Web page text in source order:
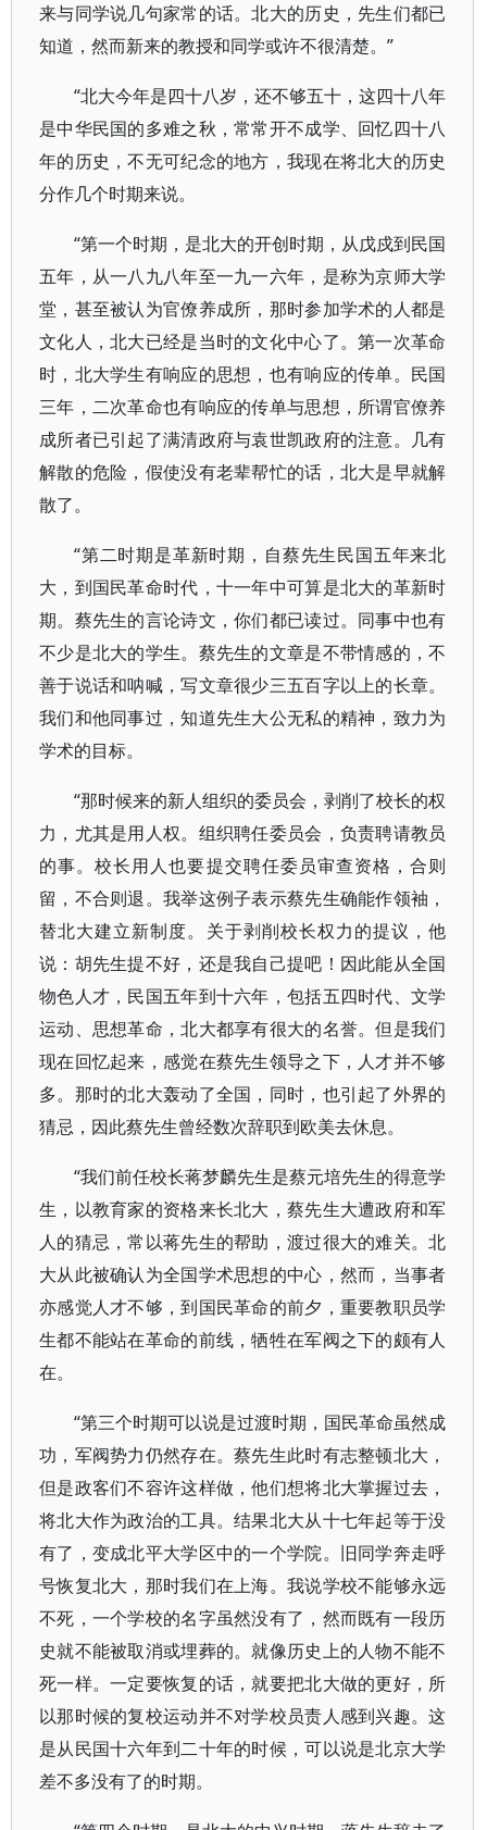
来与同学说几句家常的话。北大的历史，先生们都已
知道，然而新来的教授和同学或许不很清楚。”
“北大今年是四十八岁，还不够五十，这四十八年
是中华民国的多难之秋，常常开不成学、回忆四十八
年的历史，不无可纪念的地方，我现在将北大的历史
分作几个时期来说。
“第一个时期，是北大的开创时期，从戊戍到民国
五年，从一八九八年至一九一六年，是称为京师大学
堂，甚至被认为官僚养成所，那时参加学术的人都是
文化人，北大已经是当时的文化中心了。第一次革命
时，北大学生有响应的思想，也有响应的传单。民国
三年，二次革命也有响应的传单与思想，所谓官僚养
成所者已引起了满清政府与袁世凯政府的注意。几有
解散的危险，假使没有老辈帮忙的话，北大是早就解
散了。
“第二时期是革新时期，自蔡先生民国五年来北
大，到国民革命时代，十一年中可算是北大的革新时
期。蔡先生的言论诗文，你们都已读过。同事中也有
不少是北大的学生。蔡先生的文章是不带情感的，不
善于说话和呐喊，写文章很少三五百字以上的长章。
我们和他同事过，知道先生大公无私的精神，致力为
学术的目标。
“那时候来的新人组织的委员会，剥削了校长的权
力，尤其是用人权。组织聘任委员会，负责聘请教员
的事。校长用人也要提交聘任委员审查资格，合则
留，不合则退。我举这例子表示蔡先生确能作领袖，
替北大建立新制度。关于剥削校长权力的提议，他
说：胡先生提不好，还是我自己提吧！因此能从全国
物色人才，民国五年到十六年，包括五四时代、文学
运动、思想革命，北大都享有很大的名誉。但是我们
现在回忆起来，感觉在蔡先生领导之下，人才并不够
多。那时的北大轰动了全国，同时，也引起了外界的
猜忌，因此蔡先生曾经数次辞职到欧美去休息。
“我们前任校长蒋梦麟先生是蔡元培先生的得意学
生，以教育家的资格来长北大，蔡先生大遭政府和军
人的猜忌，常以蒋先生的帮助，渡过很大的难关。北
大从此被确认为全国学术思想的中心，然而，当事者
亦感觉人才不够，到国民革命的前夕，重要教职员学
生都不能站在革命的前线，牺牲在军阀之下的颇有人
在。
“第三个时期可以说是过渡时期，国民革命虽然成
功，军阀势力仍然存在。蔡先生此时有志整顿北大，
但是政客们不容许这样做，他们想将北大掌握过去，
将北大作为政治的工具。结果北大从十七年起等于没
有了，变成北平大学区中的一个学院。旧同学奔走呼
号恢复北大，那时我们在上海。我说学校不能够永远
不死，一个学校的名字虽然没有了，然而既有一段历
史就不能被取消或埋葬的。就像历史上的人物不能不
死一样。一定要恢复的话，就要把北大做的更好，所
以那时候的复校运动并不对学校员责人感到兴趣。这
是从民国十六年到二十年的时候，可以说是北京大学
差不多没有了的时期。